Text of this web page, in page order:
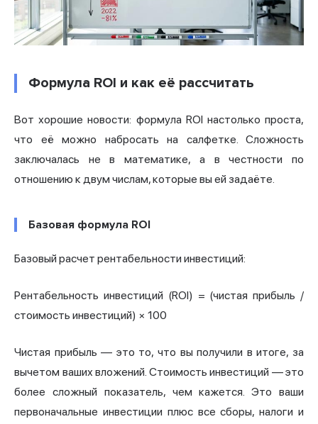
Формула ROI и как её рассчитать
Вот хорошие новости: формула ROI настолько проста,
что её можно набросать на салфетке. Сложность
заключалась не в математике, а в честности по
отношению к двум числам, которые вы ей задаёте.
Базовая формула ROI
Базовый расчет рентабельности инвестиций:
Рентабельность инвестиций (ROI) = (чистая прибыль /
стоимость инвестиций) × 100
Чистая прибыль — это то, что вы получили в итоге, за
вычетом ваших вложений. Стоимость инвестиций — это
более сложный показатель, чем кажется. Это ваши
первоначальные инвестиции плюс все сборы, налоги и